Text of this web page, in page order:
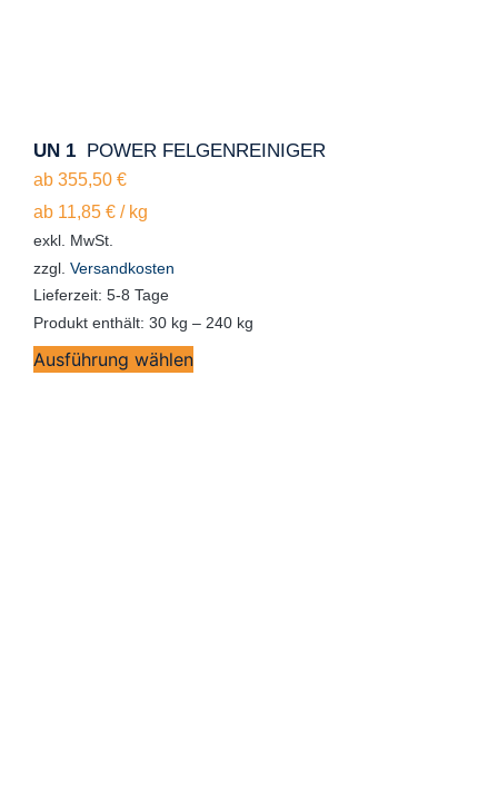
UN 1 POWER FELGENREINIGER
ab 355,50 €
ab 11,85 €/ kg
exkl. MwSt.
zzgl. Versandkosten
Lieferzeit: 5-8 Tage
Produkt enthält: 30 kg – 240 kg
Ausführung wählen